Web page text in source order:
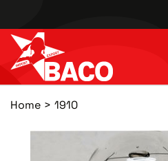
Home 1910